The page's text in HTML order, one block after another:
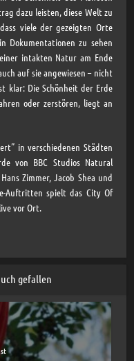
dazu leisten, diese Welt zu
viele der gezeigten Orte
Dokumentationen zu sehen
intakten Natur am Ende
auf sie angewiesen – nicht
klar: Die Schönheit der Erde
oder zerstören, liegt an
in verschiedenen Städten
von BBC Studios Natural
Zimmer, Jacob Shea und
Auftritten spielt das City Of
vor Ort.
gefallen